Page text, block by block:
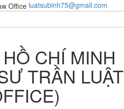
luatsubinh75@gmail.com
CHÍ MINH
TRẦN LUẬT